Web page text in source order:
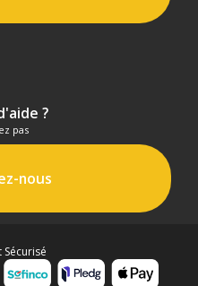
?
pas
nous
Sécurisé